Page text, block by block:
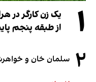
۱
یک زن کارگر در
از طبقه پنجم
۲ سلمان خان و